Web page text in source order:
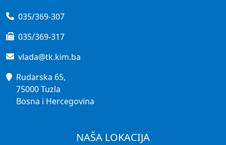
035/369-307
035/369-317
vlada@tk.kim.ba
Rudarska 65,
75000 Tuzla
Bosna i Hercegovina
NAŠA LOKACIJA